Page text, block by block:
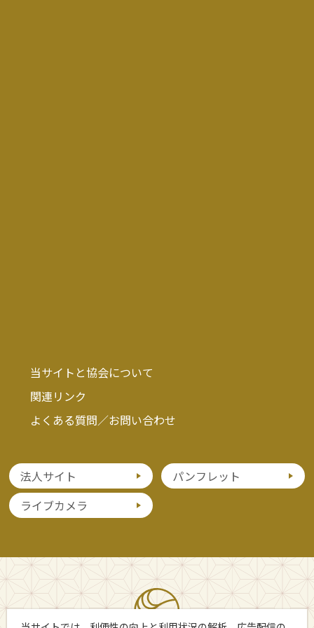
当サイトと協会について
関連リンク
よくある質問／お問い合わせ
法人サイト
パンフレット
ライブカメラ